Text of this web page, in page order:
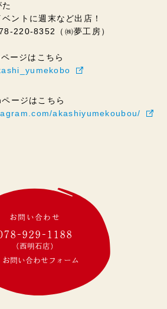
ントに週末など出店！
220-8352（㈱夢工房）
ージはこちら
ージはこちら
akashiyumekoubou/
お問い合わせ
929-1188
(西明石店)
お問い合わせフォーム